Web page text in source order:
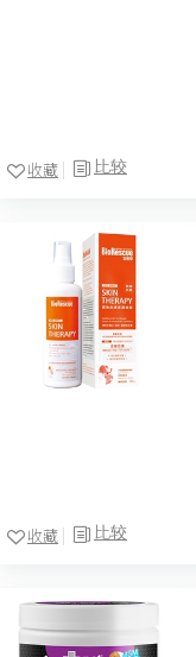
比较
收藏
比较
收藏